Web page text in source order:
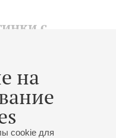
на
cookie для
с
№ 20, Ноктюрн фа
Прелюдия до-диез
59, Полонез ля-